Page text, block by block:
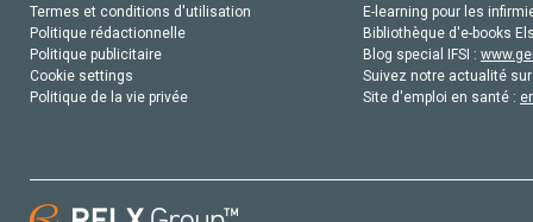
Termes et conditions d'utilisation
Politique rédactionnelle
Politique publicitaire
Cookie settings
Politique de la vie privée
E-learning pour les
Bibliothèque d'e-books
Blog special IFSI :
Suivez notre actualité
Site d'emploi en santé :